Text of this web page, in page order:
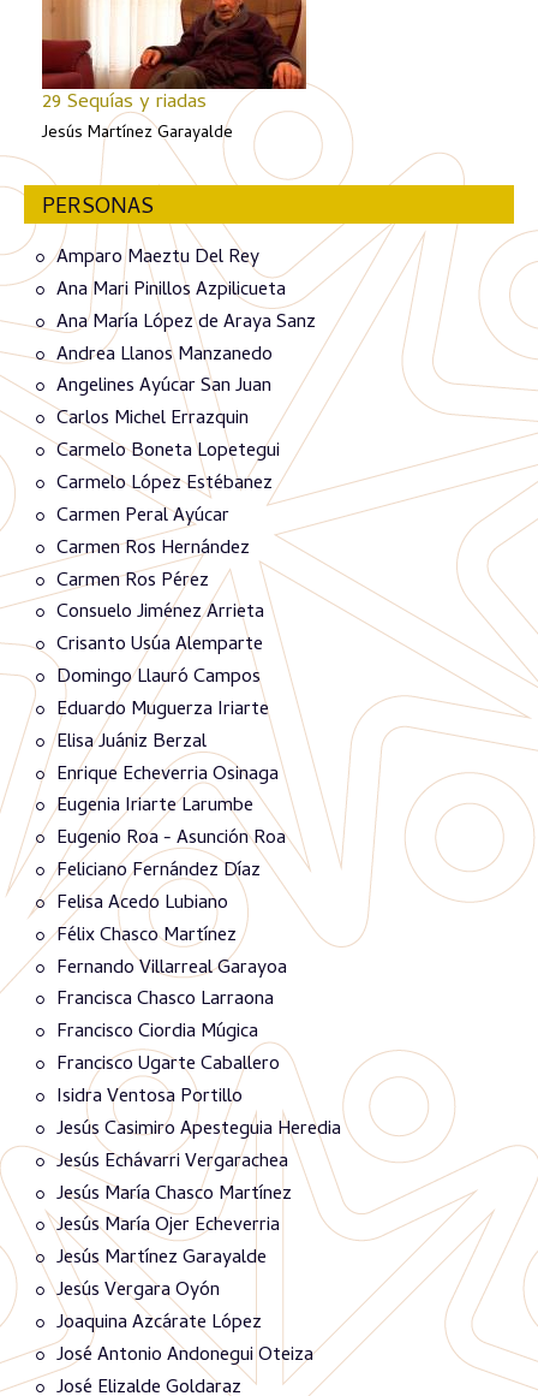
29 Sequías y riadas
Jesús Martínez Garayalde
PERSONAS
Amparo Maeztu Del Rey
Ana Mari Pinillos Azpilicueta
Ana María López de Araya Sanz
Andrea Llanos Manzanedo
Angelines Ayúcar San Juan
Carlos Michel Errazquin
Carmelo Boneta Lopetegui
Carmelo López Estébanez
Carmen Peral Ayúcar
Carmen Ros Hernández
Carmen Ros Pérez
Consuelo Jiménez Arrieta
Crisanto Usúa Alemparte
Domingo Llauró Campos
Eduardo Muguerza Iriarte
Elisa Juániz Berzal
Enrique Echeverria Osinaga
Eugenia Iriarte Larumbe
Eugenio Roa - Asunción Roa
Feliciano Fernández Díaz
Felisa Acedo Lubiano
Félix Chasco Martínez
Fernando Villarreal Garayoa
Francisca Chasco Larraona
Francisco Ciordia Múgica
Francisco Ugarte Caballero
Isidra Ventosa Portillo
Jesús Casimiro Apesteguia Heredia
Jesús Echávarri Vergarachea
Jesús María Chasco Martínez
Jesús María Ojer Echeverria
Jesús Martínez Garayalde
Jesús Vergara Oyón
Joaquina Azcárate López
José Antonio Andonegui Oteiza
José Elizalde Goldaraz